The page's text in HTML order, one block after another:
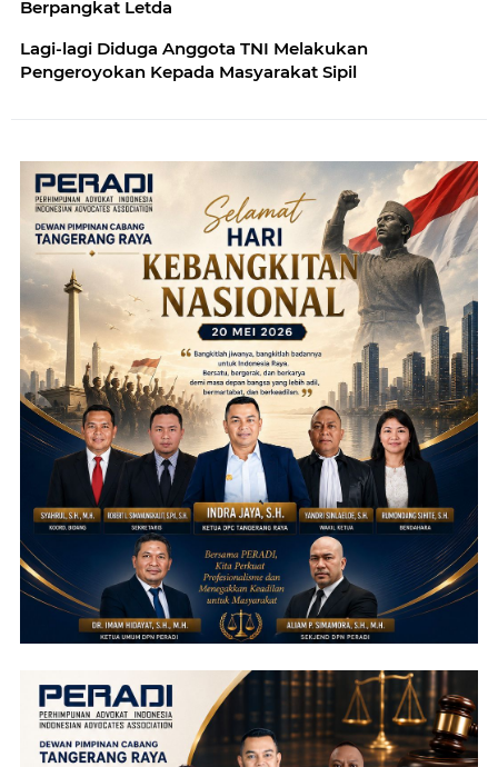
Berpangkat Letda
Lagi-lagi Diduga Anggota TNI Melakukan
Pengeroyokan Kepada Masyarakat Sipil